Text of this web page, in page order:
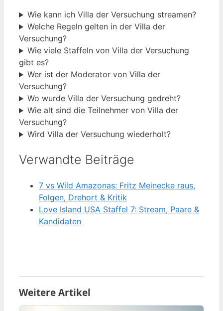
Wie kann ich Villa der Versuchung streamen?
Welche Regeln gelten in der Villa der
Versuchung?
Wie viele Staffeln von Villa der Versuchung
gibt es?
Wer ist der Moderator von Villa der
Versuchung?
Wo wurde Villa der Versuchung gedreht?
Wie alt sind die Teilnehmer von Villa der
Versuchung?
Wird Villa der Versuchung wiederholt?
Verwandte Beiträge
7 vs Wild Amazonas: Fritz Meinecke raus,
Folgen, Drehort & Kritik
Love Island USA Staffel 7: Stream, Paare &
Kandidaten
Weitere Artikel